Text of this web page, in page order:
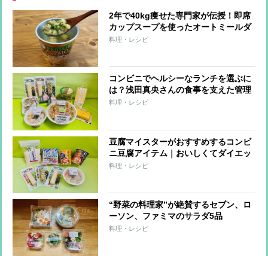
2年で40kg痩せた専門家が伝授！即席
カップスープを使ったオートミールダ
イエット
料理・レシピ
コンビニでヘルシーなランチを選ぶに
は？浅田真央さんの食事を支えた管理
栄養士がすすめる「たんぱく質強化」
料理・レシピ
豆腐マイスターがおすすめするコンビ
ニ豆腐アイテム｜おいしくてダイエッ
トに役立つ8品
料理・レシピ
“野菜の料理家”が絶賛するセブン、ロ
ーソン、ファミマのサラダ5品
料理・レシピ